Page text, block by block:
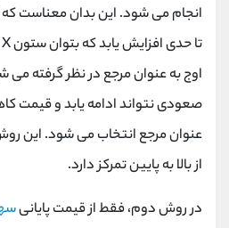
اوج به عنوان مرجع در نظر گرفته می
صعودی نتواند ادامه یابد و قیمت
عنوان مرجع انتخاب می ‌شود. این
از بالا به پایین تمرکز دارد.
در روش دوم، فقط از قیمت پایانی